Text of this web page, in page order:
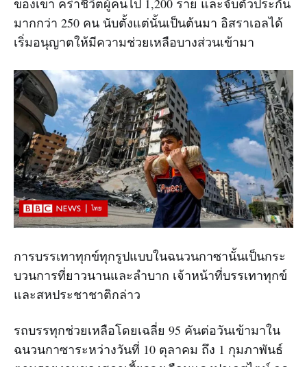
ของเขา คร่าชีวิตผู้คนไป 1,200 ราย และจับตัวประกัน
มากกว่า 250 คน นับตั้งแต่นั้นเป็นต้นมา อิสราเอลได้
เริ่มอนุญาตให้มีความช่วยเหลือบางส่วนเข้ามา
การบรรเทาทุกข์ทุกรูปแบบในฉนวนกาซานั้นเป็นกระ
บวนการที่ยาวนานและลำบาก เจ้าหน้าที่บรรเทาทุกข์
และสหประชาชาติกล่าว
รถบรรทุกช่วยเหลือโดยเฉลี่ย 95 คันต่อวันเข้ามาใน
ฉนวนกาซาระหว่างวันที่ 10 ตุลาคม ถึง 1 กุมภาพันธ์